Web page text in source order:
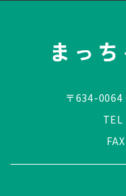
〒634-0064
TEL